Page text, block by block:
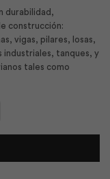
durabilidad,
construcción:
vigas, pilares, losas,
industriales, tanques, y
tales como